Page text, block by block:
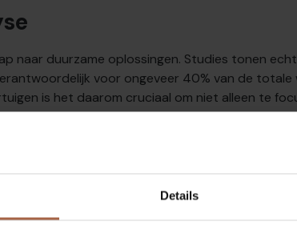
Details
naar duurzame oplossingen. Studies tonen
voor ongeveer 40% van de
is het daarom cruciaal om niet alleen te
emissies zoals energieopwekking voor
positieve impact hebben op het milieu door
de Ebusco 3.0 onthulde dat de gebruiksfase
de materiaal- en verwerkingsfasen de meeste
gedurende 10 jaar operationeel zijn, en in